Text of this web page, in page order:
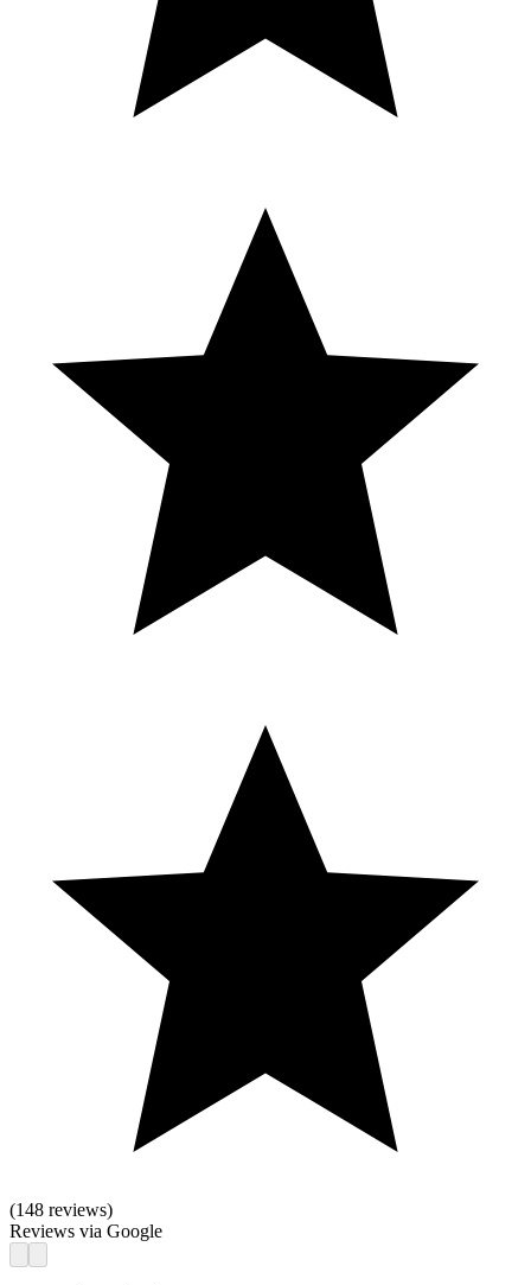
(148 reviews)
Reviews via Google